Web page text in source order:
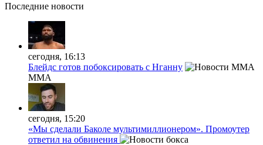
Последние новости
сегодня, 16:13
Блейдс готов побоксировать с Нганну
MMA
сегодня, 15:20
«Мы сделали Баколе мультимиллионером». Промоутер
ответил на обвинения